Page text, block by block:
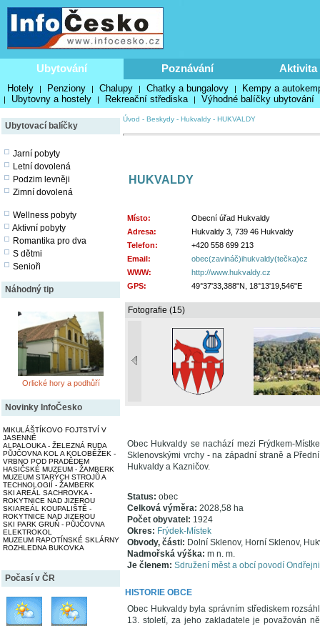
Ubytování Poznávání Aktivita
Hotely | Penziony | Chalupy | Chatky a bungalovy | Kempy a
| Ubytovny a hostely | Rekreační střediska | Výhodné balíčky ubytování
Ubytovací balíčky
Jarní pobyty
Letní dovolená
Podzim levněji
Zimní dovolená
Wellness pobyty
Aktivní pobyty
Romantika pro dva
S dětmi
Senioři
Náhodný tip
Orlické hory a podhůří
Novinky InfoČesko
MIKULÁŠTÍKOVO FOJTSTVÍ V
JASENNÉ
ALPALOUKA - ŽELEZNÁ RUDA
PŮJČOVNA KOL A KOLOBĚŽEK -
VRBNO POD PRADĚDEM
HASIČSKÉ MUZEUM - ŽAMBERK
MUZEUM STARÝCH STROJŮ A
TECHNOLOGIÍ - ŽAMBERK
SKI AREÁL SACHROVKA -
ROKYTNICE NAD JIZEROU
SKIAREÁL KOUPALIŠTĚ -
ROKYTNICE NAD JIZEROU
SKI PARK GRUŇ - PŮJČOVNA
ELEKTROKOL
MUZEUM RAPOTÍNSKÉ SKLÁRNY
ROZHLEDNA BUKOVKA
Počasí v ČR
Úvod - Beskydy - Hukvaldy - HUKVALDY
HUKVALDY
Místo:
Obecní úřad Hukvaldy
Adresa:
Hukvaldy 3, 739 46 Hukvaldy
Telefon:
+420 558 699 213
Email:
obec(zavináč)ihukvaldy(tečka)cz
WWW:
http://www.hukvaldy.cz
GPS:
49°37'33,388"N, 18°13'19,546"E
Fotografie (15)
Obec Hukvaldy se nachází mezi Frýdkem-
Sklenovskými vrchy - na západní straně a
Hukvaldy a Kazničov.
Status: obec
Celková výměra: 2028,58 ha
Počet obyvatel: 1924
Okres: Frýdek-Místek
Obvody, části: Dolní Sklenov, Horní Sklenov,
Nadmořská výška: m n. m.
Je členem: Sdružení měst a obcí povodí
HISTORIE OBCE
Obec Hukvaldy byla správním střediskem
13. století, za jeho zakladatele je považován